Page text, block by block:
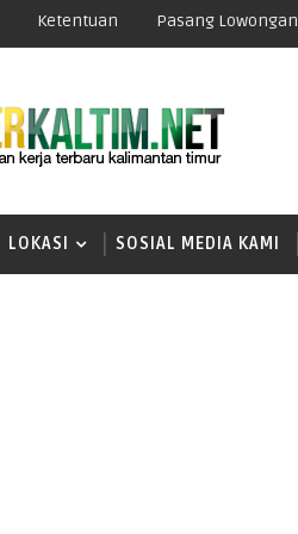
Ketentuan Pasang Lowongan
LOKASI SOSIAL MEDIA KAMI